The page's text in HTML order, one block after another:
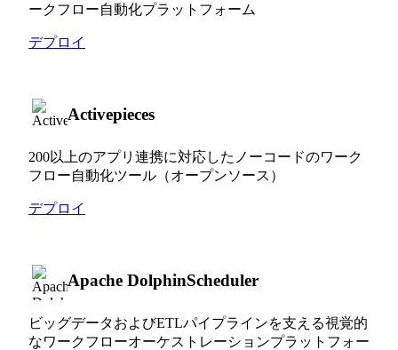
ークフロー自動化プラットフォーム
デプロイ
Activepieces
200以上のアプリ連携に対応したノーコードのワーク
フロー自動化ツール（オープンソース）
デプロイ
Apache DolphinScheduler
ビッグデータおよびETLパイプラインを支える視覚的
なワークフローオーケストレーションプラットフォー